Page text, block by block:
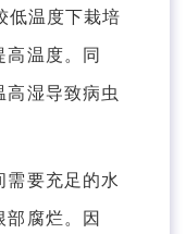
低温度下栽培
高温度。同
高湿导致病虫
要充足的水
部腐烂。因